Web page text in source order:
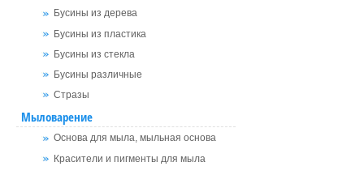
Бусины из дерева
Бусины из пластика
Бусины из стекла
Бусины различные
Стразы
Мыловарение
Основа для мыла, мыльная основа
Красители и пигменты для мыла